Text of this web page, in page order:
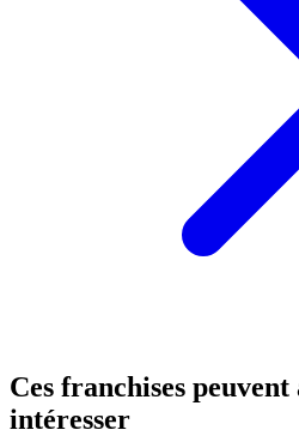
Ces franchises peuvent
intéresser